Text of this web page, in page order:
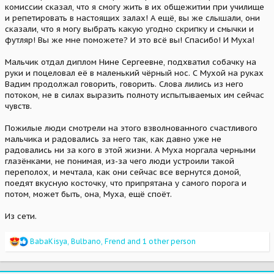
комиссии сказал, что я смогу жить в их общежитии при училище
и репетировать в настоящих залах! А ещё, вы же слышали, они
сказали, что я могу выбрать какую угодно скрипку и смычки и
футляр! Вы же мне поможете? И это всё вы! Спасибо! И Муха!
Мальчик отдал диплом Нине Сергеевне, подхватил собачку на
руки и поцеловал её в маленький чёрный нос. С Мухой на руках
Вадим продолжал говорить, говорить. Слова лились из него
потоком, не в силах выразить полноту испытываемых им сейчас
чувств.
Пожилые люди смотрели на этого взволнованного счастливого
мальчика и радовались за него так, как давно уже не
радовались ни за кого в этой жизни. А Муха моргала черными
глазёнками, не понимая, из-за чего люди устроили такой
переполох, и мечтала, как они сейчас все вернутся домой,
поедят вкусную косточку, что припрятана у самого порога и
потом, может быть, она, Муха, ещё споёт.
Из сети.
R
a
c
BabaKisya Bulbano Frend and 1 other person